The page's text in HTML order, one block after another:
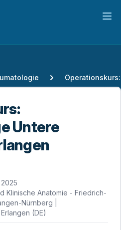
Untere
Klinische Anatomie - Friedrich-
Nürnberg |
(DE)